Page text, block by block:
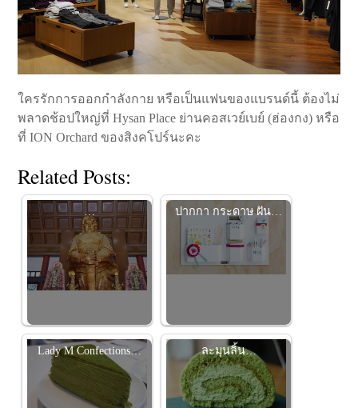
ใครรักการออกกำลังกาย หรือเป็นแฟนของแบรนด์นี้ ต้องไม่
พลาดช้อปใหญ่ที่ Hysan Place ย่านคอสเวย์เบย์ (ฮ่องกง) หรือ
ที่ ION Orchard ของสิงคโปร์นะคะ
Related Posts:
… ปากกา กระดาษ ฝัน…
Lady M Confections… ละมุนลิ้น…